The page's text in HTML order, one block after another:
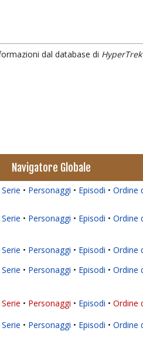
dal database di HyperTrek
Navigatore Globale
Serie Personaggi Episodi Ordine
Serie Personaggi Episodi Ordine
Serie Personaggi Episodi Ordine
Serie Personaggi Episodi Ordine
Serie Personaggi Episodi Ordine
Serie Personaggi Episodi Ordine